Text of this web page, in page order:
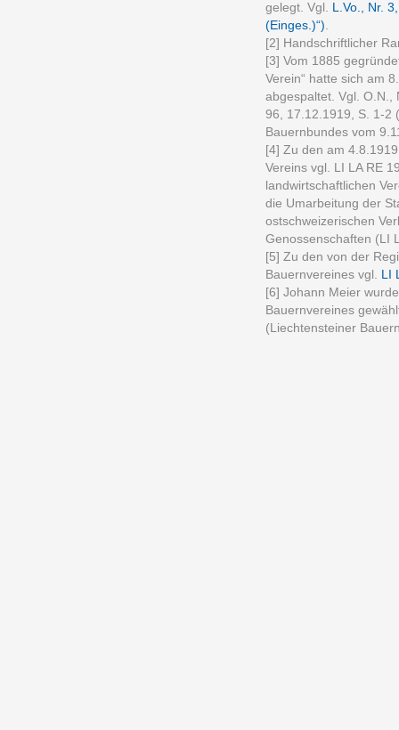
gelegt. Vgl. L.Vo., Nr.
(Einges.)“).
[2] Handschriftlicher
[3] Vom 1885
Verein“ hatte sich am
abgespaltet. Vgl. O.N.,
96, 17.12.1919, S. 1-2
Bauernbundes vom
[4] Zu den am
Vereins vgl. LI LA RE
landwirtschaftlichen
die Umarbeitung der
ostschweizerischen
Genossenschaften (LI
[5] Zu den von der
Bauernvereines vgl. LI
[6] Johann Meier
Bauernvereines
(Liechtensteiner